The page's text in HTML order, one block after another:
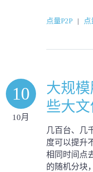
点量P2P |
10
10月
大规
些大文
几百台、几
度可以提升
相同时间点
的随机分块